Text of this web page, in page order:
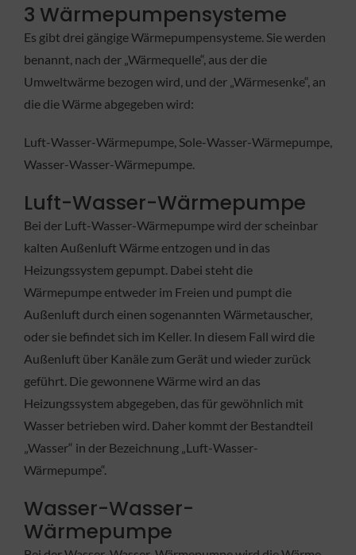
3 Wärmepumpensysteme
Es gibt drei gängige Wärmepumpensysteme. Sie werden
benannt, nach der „Wärmequelle“, aus der die
Umweltwärme bezogen wird, und der „Wärmesenke“, an
die die Wärme abgegeben wird:
Luft-Wasser-Wärmepumpe, Sole-Wasser-Wärmepumpe,
Wasser-Wasser-Wärmepumpe.
Luft-Wasser-Wärmepumpe
Bei der Luft-Wasser-Wärmepumpe wird der scheinbar
kalten Außenluft Wärme entzogen und in das
Heizungssystem gepumpt. Dabei steht die
Wärmepumpe entweder im Freien und pumpt die
Außenluft durch einen sogenannten Wärmetauscher,
oder sie befindet sich im Keller. In diesem Fall wird die
Außenluft über Kanäle zum Gerät und wieder zurück
geführt. Die gewonnene Wärme wird an das
Heizungssystem abgegeben, das für gewöhnlich mit
Wasser betrieben wird. Daher kommt der Bestandteil
„Wasser“ in der Bezeichnung „Luft-Wasser-
Wärmepumpe“.
Wasser-Wasser-
Wärmepumpe